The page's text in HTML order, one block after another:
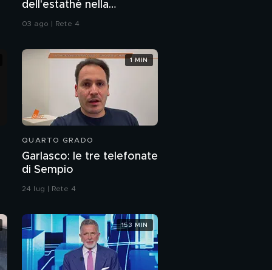
dell'estathè nella
spazzatura
03 ago | Rete 4
QUARTO GRADO
Garlasco: le tre telefonate
di Sempio
24 lug | Rete 4
1 MIN
153 MIN